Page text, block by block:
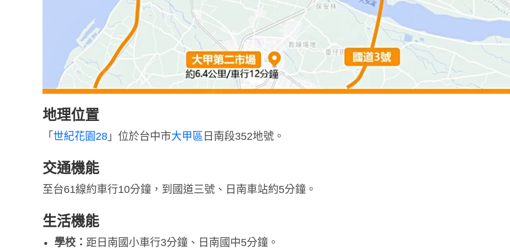
地理位置
「 世紀花園28 」位於台中市大甲區 日南段352地號。
交通機能
至台61線約車行10分鐘，到國道三號、日南車站約5分鐘。
生活機能
學校： 距日南國小車行3分鐘、日南國中5分鐘。